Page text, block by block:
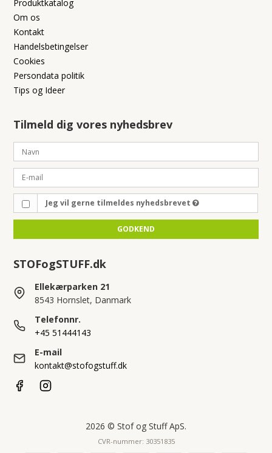
Produktkatalog
Om os
Kontakt
Handelsbetingelser
Cookies
Persondata politik
Tips og Ideer
Tilmeld dig vores nyhedsbrev
Jeg vil gerne tilmeldes nyhedsbrevet
GODKEND
STOFogSTUFF.dk
Ellekærparken 21
8543 Hornslet, Danmark
Telefonnr.
+45 51444143
E-mail
kontakt@stofogstuff.dk
2026 © Stof og Stuff ApS.
CVR-nummer: 30351835